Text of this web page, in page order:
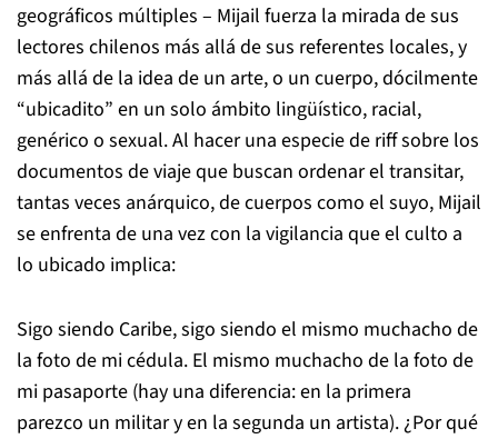
geográficos múltiples – Mijail fuerza la mirada de sus
lectores chilenos más allá de sus referentes locales, y
más allá de la idea de un arte, o un cuerpo, dócilmente
“ubicadito” en un solo ámbito lingüístico, racial,
genérico o sexual. Al hacer una especie de riff sobre los
documentos de viaje que buscan ordenar el transitar,
tantas veces anárquico, de cuerpos como el suyo, Mijail
se enfrenta de una vez con la vigilancia que el culto a
lo ubicado implica:
Sigo siendo Caribe, sigo siendo el mismo muchacho de
la foto de mi cédula. El mismo muchacho de la foto de
mi pasaporte (hay una diferencia: en la primera
parezco un militar y en la segunda un artista). ¿Por qué